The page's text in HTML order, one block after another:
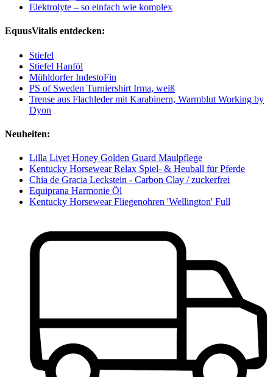
Elektrolyte – so einfach wie komplex
EquusVitalis entdecken:
Stiefel
Stiefel Hanföl
Mühldorfer IndestoFin
PS of Sweden Turniershirt Irma, weiß
Trense aus Flachleder mit Karabinern, Warmblut Working by
Dyon
Neuheiten:
Lilla Livet Honey Golden Guard Maulpflege
Kentucky Horsewear Relax Spiel- & Heuball für Pferde
Chia de Gracia Leckstein - Carbon Clay / zuckerfrei
Equiprana Harmonie Öl
Kentucky Horsewear Fliegenohren 'Wellington' Full